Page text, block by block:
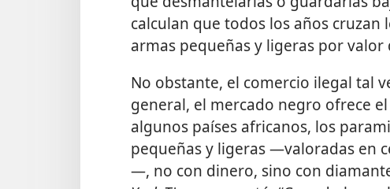
calculan que todos los años
armas pequeñas y ligeras por
No obstante, el comercio ilegal tal
general, el mercado negro ofrece
algunos países africanos, los
pequeñas y ligeras —valoradas en
—, no con dinero, sino con